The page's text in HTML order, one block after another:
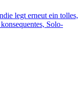
legt erneut ein tolles,
Solo-